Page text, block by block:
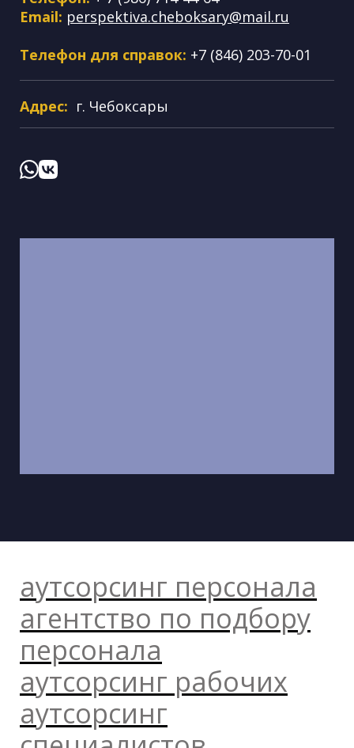
Email: perspektiva.cheboksary@mail.ru
Телефон для справок: +7 (846) 203-70-01
Адрес: г. Чебоксары
аутсорсинг персонала
агентство по подбору
персонала
аутсорсинг рабочих
аутсорсинг